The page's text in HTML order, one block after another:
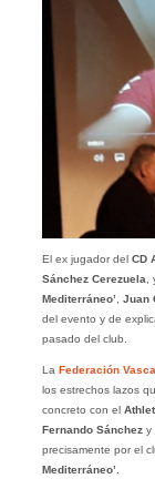
El ex jugador del CD
Sánchez Cerezuela
Mediterráneo’
Juan
del evento y de
pasado del club.
La Federación
los estrechos lazos
concreto con el
Fernando Sánchezy
precisamente por el
Mediterráneo’